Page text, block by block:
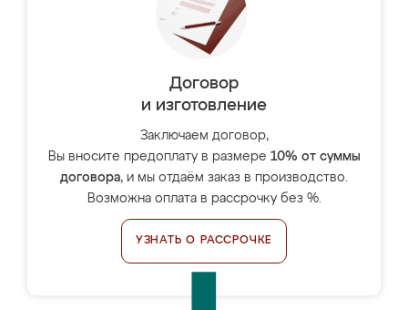
Договор
и изготовление
Заключаем договор,
Вы вносите предоплату в размере 10% от суммы
договора, и мы отдаём заказ в производство.
Возможна оплата в рассрочку без %.
УЗНАТЬ О РАССРОЧКЕ